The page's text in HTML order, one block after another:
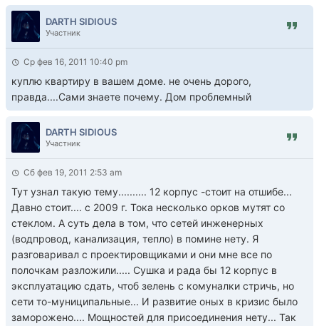
DARTH SIDIOUS
Участник
Ср фев 16, 2011 10:40 pm
куплю квартиру в вашем доме. не очень дорого,
правда....Сами знаете почему. Дом проблемный
DARTH SIDIOUS
Участник
Сб фев 19, 2011 2:53 am
Тут узнал такую тему.......... 12 корпус -стоит на отшибе...
Давно стоит.... с 2009 г. Тока несколько орков мутят со
стеклом. А суть дела в том, что сетей инженерных
(водпровод, канализация, тепло) в помине нету. Я
разговаривал с проектировщиками и они мне все по
полочкам разложили..... Сушка и рада бы 12 корпус в
эксплуатацию сдать, чтоб зелень с комуналки стричь, но
сети то-муниципальные... И развитие оных в кризис было
заморожено.... Мощностей для присоединения нету... Так